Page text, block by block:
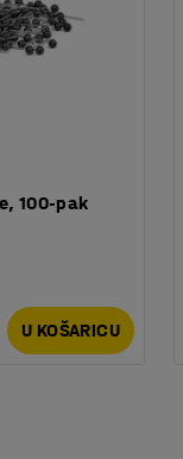
100-pak
U KOŠARICU